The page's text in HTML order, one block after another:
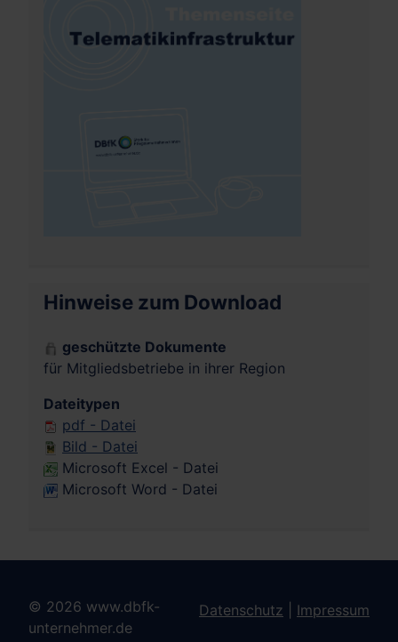
Hinweise zum Download
geschützte Dokumente
für Mitgliedsbetriebe in ihrer Region
Dateitypen
pdf - Datei
Bild - Datei
Microsoft Excel - Datei
Microsoft Word - Datei
© 2026 www.dbfk-
unternehmer.de
Datenschutz Impressum